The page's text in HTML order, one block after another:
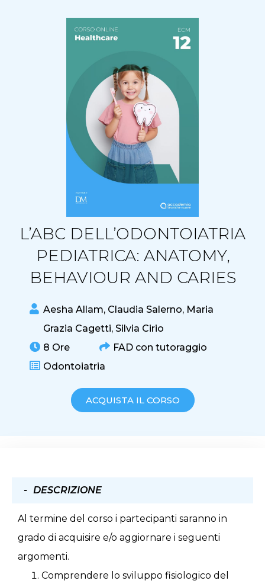
L’ABC DELL’ODONTOIATRIA
PEDIATRICA: ANATOMY,
BEHAVIOUR AND CARIES
Aesha Allam, Claudia Salerno, Maria
Grazia Cagetti, Silvia Cirio
8 Ore
FAD con tutoraggio
Odontoiatria
ACQUISTA IL CORSO
DESCRIZIONE
Al termine del corso i partecipanti saranno in
grado di acquisire e/o aggiornare i seguenti
argomenti.
Comprendere lo sviluppo fisiologico del